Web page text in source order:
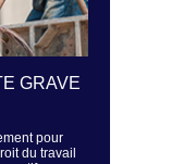
GRAVE
pour
du travail